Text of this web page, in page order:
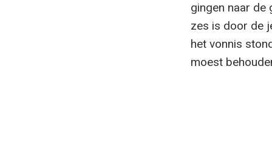
gingen naar de
zes is door de
het vonnis
moest